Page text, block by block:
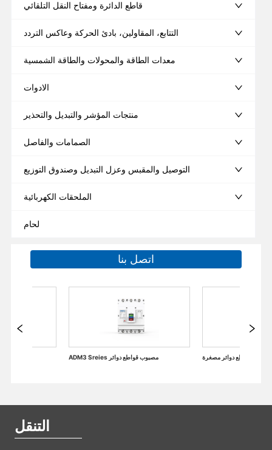
قاطع الدائرة ومفتاح النقل التلقائي
التتابع، المقاولين، بادئ الحركة وعاكس التردد
معدات الطاقة والمحولات والطاقة الشمسية
الادوات
منتجات المؤشر والتبديل والتحذير
الصمامات والفاصل
التوصيل والمقبس وعزل التبديل وصندوق التوزيع
الملحقات الكهربائية
لحام
اتصل بنا
ADM3 Sreies مصبوب قواطع دوائر الملحقات الكهربائية من قواطع دوائر مصغرة
التنقل